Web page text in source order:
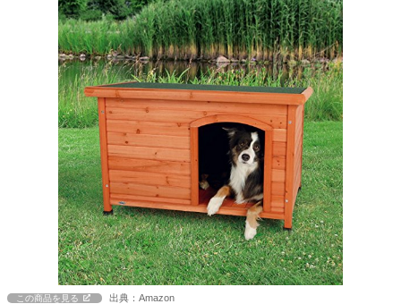
この商品を見る 出典：Amazon